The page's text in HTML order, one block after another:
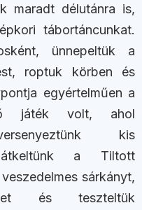
maradt délutánra is,
tábortáncunkat.
ünnepeltük a
roptuk körben és
egyértelműen a
játék volt, ahol
kis
átkeltünk a Tiltott
sárkányt,
és teszteltük